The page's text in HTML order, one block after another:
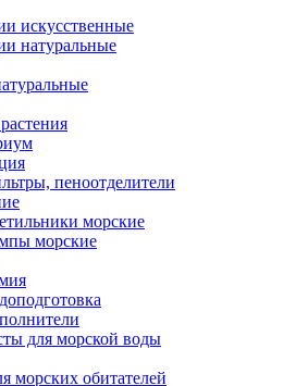
искусственные
натуральные
пеноотделители
морские
морские
для морской воды
морских обитателей